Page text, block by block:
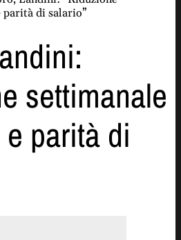
di salario”
settimanale
parità di